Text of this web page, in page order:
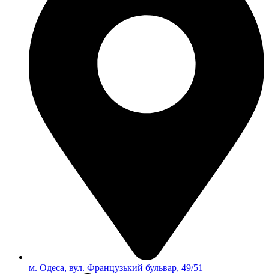
м. Одеса, вул. Французький бульвар, 49/51